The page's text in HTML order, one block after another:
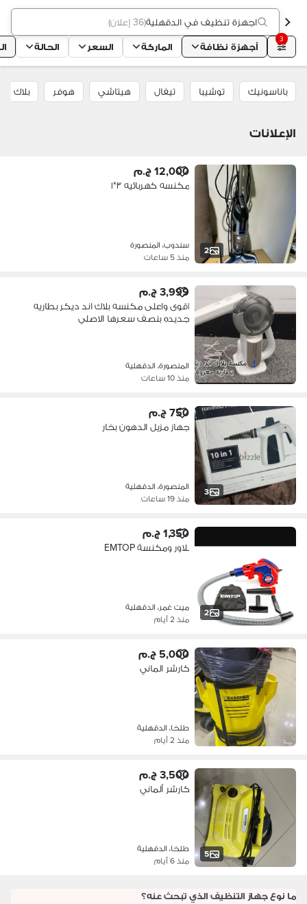
اجهزة تنظيف في الدقهلية(36 إعلان )
3
أجهزة نظافة الماركة السعر الحالة
باناسونيك توشيبا تيفال هيتاشي هوفر بلاك
الإعلانات
2
12,000 ج.م
مكنسه كهربائيه ٣*١
سندوب، المنصورة
منذ 5 ساعات
3,999 ج.م
اقوى واعلى مكنسه بلاك اند ديكر بطاريه
جديده بنصف سعرها الاصلي
المنصورة، الدقهلية
منذ 10 ساعات
3
750 ج.م
جهاز مزيل الدهون بخار
المنصورة، الدقهلية
منذ 19 ساعات
2
1,350 ج.م
بلاور ومكنسة EMTOP
ميت غمر، الدقهلية
منذ 2 أيام
5,000 ج.م
كارشر الماني
طلخا، الدقهلية
منذ 2 أيام
5
3,500 ج.م
كارشر ألماني
طلخا، الدقهلية
منذ 6 أيام
ما نوع جهاز التنظيف الذي تبحث عنه؟